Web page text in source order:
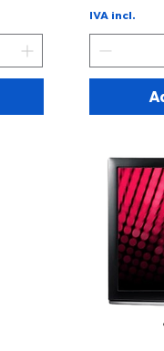
IVA incl.